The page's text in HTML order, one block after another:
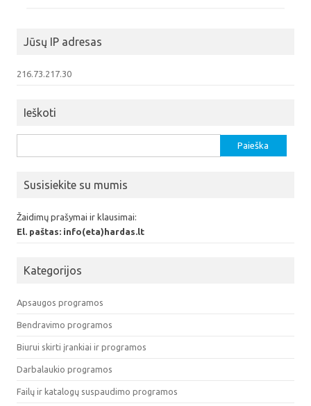
Jūsų IP adresas
216.73.217.30
Ieškoti
Susisiekite su mumis
Žaidimų prašymai ir klausimai:
El. paštas: info(eta)hardas.lt
Kategorijos
Apsaugos programos
Bendravimo programos
Biurui skirti įrankiai ir programos
Darbalaukio programos
Failų ir katalogų suspaudimo programos